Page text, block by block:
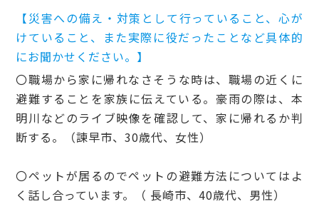
【災害への備え・対策として行っていること、心が
けていること、また実際に役だったことなど具体的
にお聞かせください。】
〇職場から家に帰れなさそうな時は、職場の近くに
避難することを家族に伝えている。豪雨の際は、本
明川などのライブ映像を確認して、家に帰れるか判
断する。（諫早市、30歳代、女性）
〇ペットが居るのでペットの避難方法についてはよ
く話し合っています。（ 長崎市、40歳代、男性）